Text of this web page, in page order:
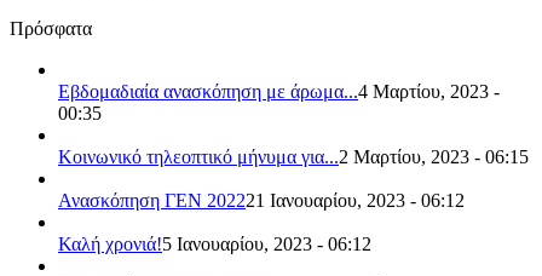
Πρόσφατα
Εβδομαδιαία ανασκόπηση με άρωμα...4 Μαρτίου, 2023 -
00:35
Κοινωνικό τηλεοπτικό μήνυμα για...2 Μαρτίου, 2023 - 06:15
Ανασκόπηση ΓΕΝ 202221 Ιανουαρίου, 2023 - 06:12
Καλή χρονιά!5 Ιανουαρίου, 2023 - 06:12